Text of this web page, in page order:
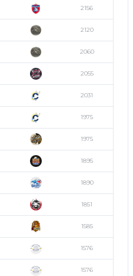
2156
2120
2060
2055
2031
1975
1975
1895
1890
1851
1585
1576
1576